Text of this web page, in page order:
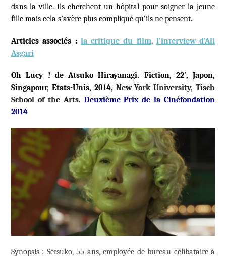
dans la ville. Ils cherchent un hôpital pour soigner la jeune
fille mais cela s’avère plus compliqué qu’ils ne pensent.
Articles associés : la critique du film, l’interview d’Ali
Asgari
Oh Lucy ! de Atsuko Hirayanagi. Fiction, 22′, Japon,
Singapour, Etats-Unis, 2014, New York University, Tisch
School of the Arts. Deuxième Prix de la Cinéfondation
2014
Synopsis : Setsuko, 55 ans, employée de bureau célibataire à